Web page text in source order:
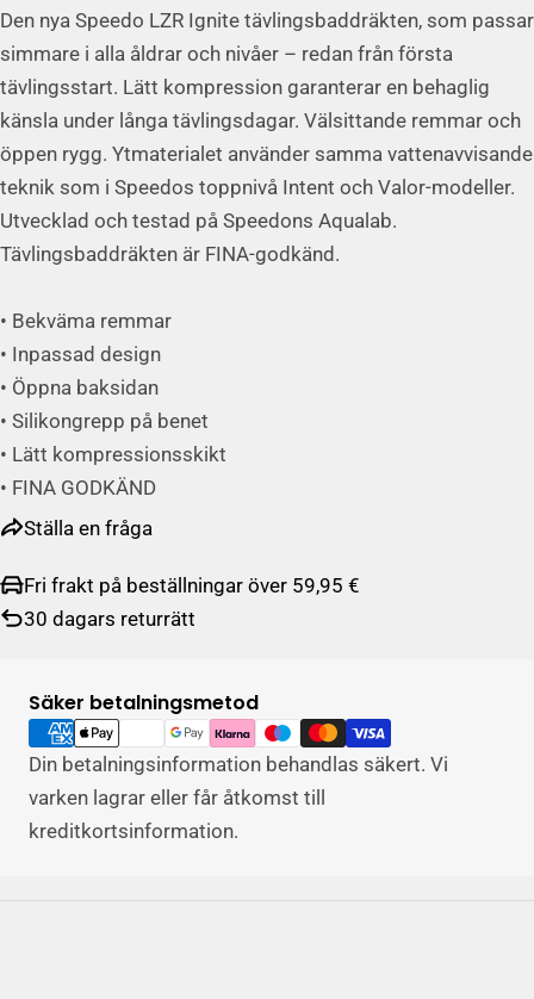
inte
tillgängligt
Den nya Speedo LZR Ignite tävlingsbaddräkten, som passar
simmare i alla åldrar och nivåer – redan från första
tävlingsstart. Lätt kompression garanterar en behaglig
känsla under långa tävlingsdagar. Välsittande remmar och
öppen rygg. Ytmaterialet använder samma vattenavvisande
teknik som i Speedos toppnivå Intent och Valor-modeller.
Utvecklad och testad på Speedons Aqualab.
Tävlingsbaddräkten är FINA-godkänd.
• Bekväma remmar
• Inpassad design
• Öppna baksidan
• Silikongrepp på benet
• Lätt kompressionsskikt
• FINA GODKÄND
Ställa en fråga
Fri frakt på beställningar över 59,95 €
30 dagars returrätt
Säker betalningsmetod
Betalningsalternativ
Din betalningsinformation behandlas säkert. Vi
varken lagrar eller får åtkomst till
kreditkortsinformation.